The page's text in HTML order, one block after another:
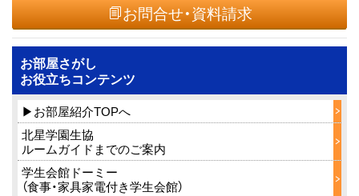
お問合せ・資料請求
お部屋さがし
お役立ちコンテンツ
▶お部屋紹介TOPへ
北星学園生協
ルームガイドまでのご案内
学生会館ドーミー
（食事・家具家電付き学生会館）